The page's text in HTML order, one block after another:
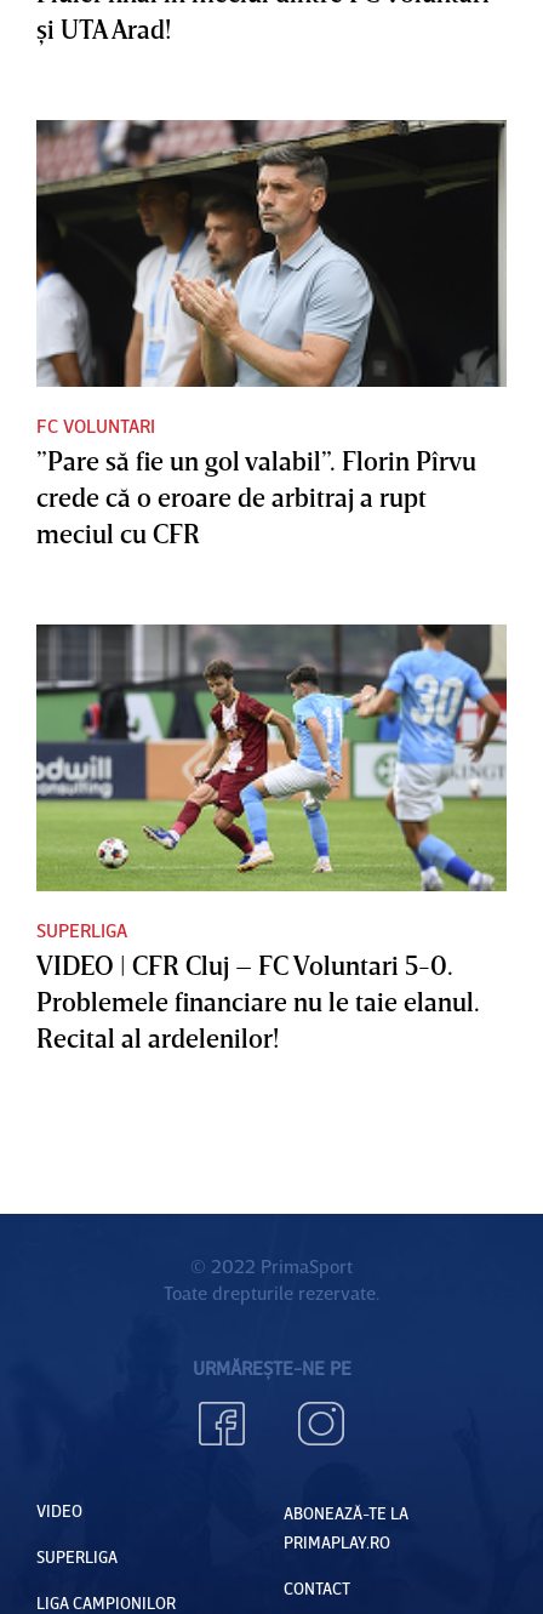
şi UTA Arad!
FC VOLUNTARI
”Pare să fie un gol valabil”. Florin Pîrvu
crede că o eroare de arbitraj a rupt
meciul cu CFR
SUPERLIGA
VIDEO | CFR Cluj – FC Voluntari 5-0.
Problemele financiare nu le taie elanul.
Recital al ardelenilor!
© 2022 PrimaSport
Toate drepturile rezervate.
URMĂREȘTE-NE PE
VIDEO
SUPERLIGA
LIGA CAMPIONILOR
ABONEAZĂ-TE LA
PRIMAPLAY.RO
CONTACT